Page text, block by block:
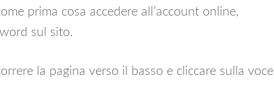
prima cosa accedere all’account online,
sul sito.
la pagina verso il basso e cliccare sulla voce